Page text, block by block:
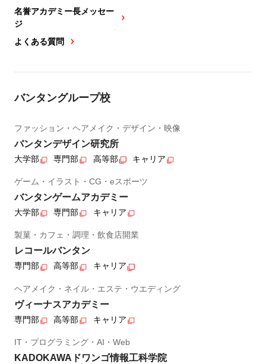
名誉アカデミー長メッセー
ジ
よくある質問
バンタングループ校
ファッション・ヘアメイク・デザイン・映像
バンタンデザイン研究所
大学部 専門部 高等部 キャリア
ゲーム・イラスト・CG・eスポーツ
バンタンゲームアカデミー
大学部 専門部 キャリア
製菓・カフェ・調理・飲食店開業
レコールバンタン
専門部 高等部 キャリア
ヘアメイク・ネイル・エステ・ウエディング
ヴィーナスアカデミー
専門部 高等部 キャリア
IT・プログラミング・AI・Web
KADOKAWAドワンゴ情報工科学院